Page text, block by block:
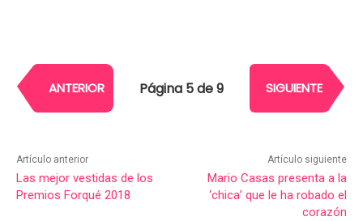
ANTERIOR Página 5 de 9 SIGUIENTE
Artículo anterior
Las mejor vestidas de los
Premios Forqué 2018
Artículo siguiente
Mario Casas presenta a la
‘chica’ que le ha robado el
corazón